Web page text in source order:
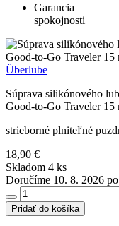
Garancia
spokojnosti
Überlube
Súprava silikónového
Good-to-Go Traveler 15
strieborné plniteľné
18,90 €
Skladom 4 ks
Doručíme 10. 8. 2026
Pridať do košíka